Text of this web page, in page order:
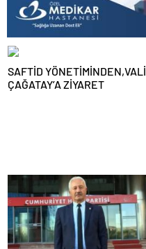
SAFTİD YÖNETİMİNDEN,VALİ
ÇAĞATAY’A ZİYARET